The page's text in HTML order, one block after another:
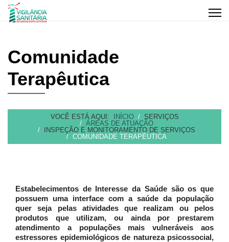
Comunidade
Terapêutica
VOCÊ ESTÁ AQUI: INÍCIO
SERVIÇOS
ÁREAS DE ATUAÇÃO
INSPEÇÃO E MONITORAMENTO DE SERVIÇOS
COMUNIDADE TERAPÊUTICA
Estabelecimentos de Interesse da Saúde são os que
possuem uma interface com a saúde da população
quer seja pelas atividades que realizam ou pelos
produtos que utilizam, ou ainda por prestarem
atendimento a populações mais vulneráveis aos
estressores epidemiológicos de natureza psicossocial,